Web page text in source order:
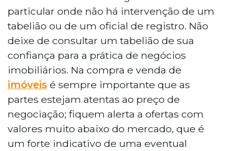
particular onde não há intervenção de um
tabelião ou de um oficial de registro. Não
deixe de consultar um tabelião de sua
confiança para a prática de negócios
imobiliários. Na compra e venda de
imóveis é sempre importante que as
partes estejam atentas ao preço de
negociação; fiquem alerta a ofertas com
valores muito abaixo do mercado, que é
um forte indicativo de uma eventual